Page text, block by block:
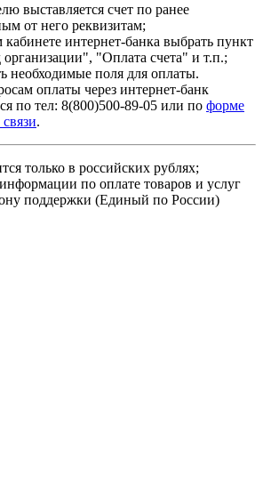
выставляется счет по ранее
от него реквизитам;
интернет-банка выбрать пункт
"Оплата счета" и т.п.;
необходимые поля для оплаты.
оплаты через интернет-банк
по тел: 8(800)500-89-05 или по форме
.
только в российских рублях;
по оплате товаров и услуг
поддержки (Единый по России)